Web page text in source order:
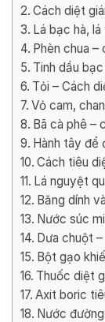
Cách diệt
Lá bạc hà,
Phèn chua –
Tinh dầu
Tỏi – Cách
Vỏ cam,
Bã cà phê –
Hành tây để
Cách tiêu
Lá nguyệt
Băng dính
Nước súc
Dưa chuột
Bột gạo
Thuốc diệt
Axit boric
Nước